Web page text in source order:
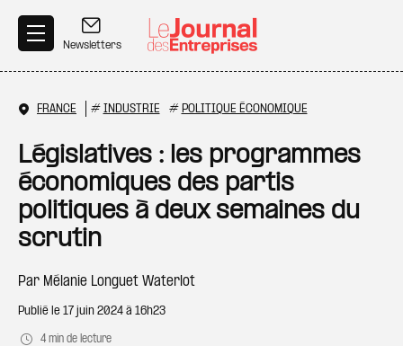
Newsletters
FRANCE # INDUSTRIE # POLITIQUE ÉCONOMIQUE
Législatives : les programmes
économiques des partis
politiques à deux semaines du
scrutin
Par Mélanie Longuet Waterlot
Publié le 17 juin 2024 à 16h23
4 min de lecture